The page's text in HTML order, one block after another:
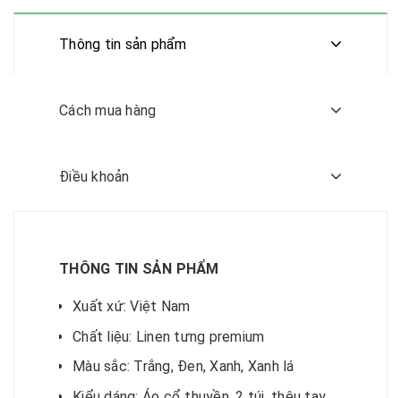
Thông tin sản phẩm
Cách mua hàng
Điều khoản
THÔNG TIN SẢN PHẨM
Xuất xứ: Việt Nam
Chất liệu: Linen tưng premium
Màu sắc: Trắng, Đen, Xanh, Xanh lá